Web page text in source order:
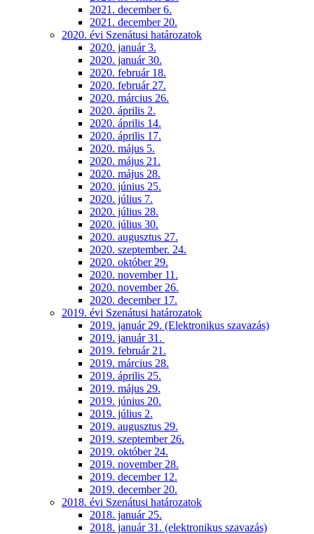
2021. december 6.
2021. december 20.
2020. évi Szenátusi határozatok
2020. január 3.
2020. január 30.
2020. február 18.
2020. február 27.
2020. március 26.
2020. április 2.
2020. április 14.
2020. április 17.
2020. május 5.
2020. május 21.
2020. május 28.
2020. június 25.
2020. július 7.
2020. július 28.
2020. július 30.
2020. augusztus 27.
2020. szeptember. 24.
2020. október 29.
2020. november 11.
2020. november 26.
2020. december 17.
2019. évi Szenátusi határozatok
2019. január 29. (Elektronikus szavazás)
2019. január 31.
2019. február 21.
2019. március 28.
2019. április 25.
2019. május 29.
2019. június 20.
2019. július 2.
2019. augusztus 29.
2019. szeptember 26.
2019. október 24.
2019. november 28.
2019. december 12.
2019. december 20.
2018. évi Szenátusi határozatok
2018. január 25.
2018. január 31. (elektronikus szavazás)